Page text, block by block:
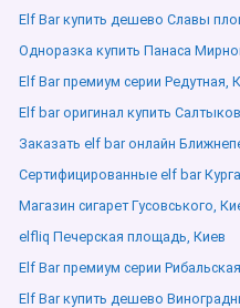
Elf Bar купить дешево Славы
Одноразка купить Панаса
Elf Bar премиум серии Редутная,
Elf bar оригинал купить
Заказать elf bar онлайн
Сертифицированные elf bar
Магазин сигарет Гусовського,
elfliq Печерская площадь, Киев
Elf Bar премиум серии
Elf Bar купить дешево